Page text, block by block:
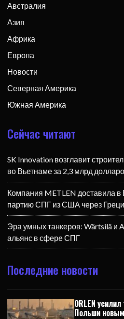
Австралия
Азия
Африка
Европа
Новости
Северная Америка
Южная Америка
Сейчас читают
SK Innovation возглавит
во Вьетнаме за 2,3 млрд
Компания METLEN доставила
партию СПГ из США через
Эра умных танкеров: Wärtsilä и
альянс в сфере СПГ
Последние новости
ORLEN
Польши